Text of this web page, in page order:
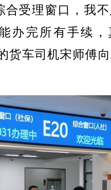
合受理窗口，我
办完所有手续，
货车司机宋师傅